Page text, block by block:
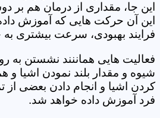
این جا، مقداری از درمان هم بر
این آن حرکت هایی که آموزش
فرایند بهبودی، سرعت بیشتری به
فعالیت هایی هماننند نشستن
شیوه و مقدار بلند نمودن اشیا و
کردن اشیا و انجام دادن بعضی
فرد آموزش داده خواهد شد.